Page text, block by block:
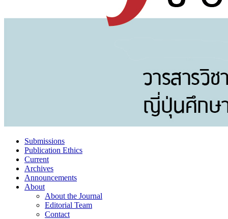
Submissions
Publication Ethics
Current
Archives
Announcements
About
About the Journal
Editorial Team
Contact